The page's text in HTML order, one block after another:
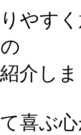
やす
介し
喜ぶ